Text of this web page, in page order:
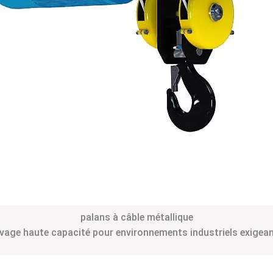
palans à câble métallique
haute capacité pour environnements industriels